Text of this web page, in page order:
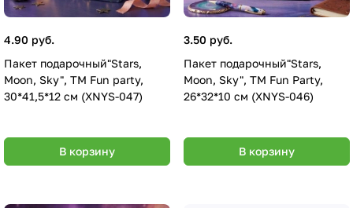
4.90 руб.
Пакет подарочный"Stars,
Moon, Sky", ТМ Fun party,
30*41,5*12 см (XNYS-047)
В корзину
3.50 руб.
Пакет подарочный"Stars,
Moon, Sky", ТМ Fun Party,
26*32*10 см (XNYS-046)
В корзину